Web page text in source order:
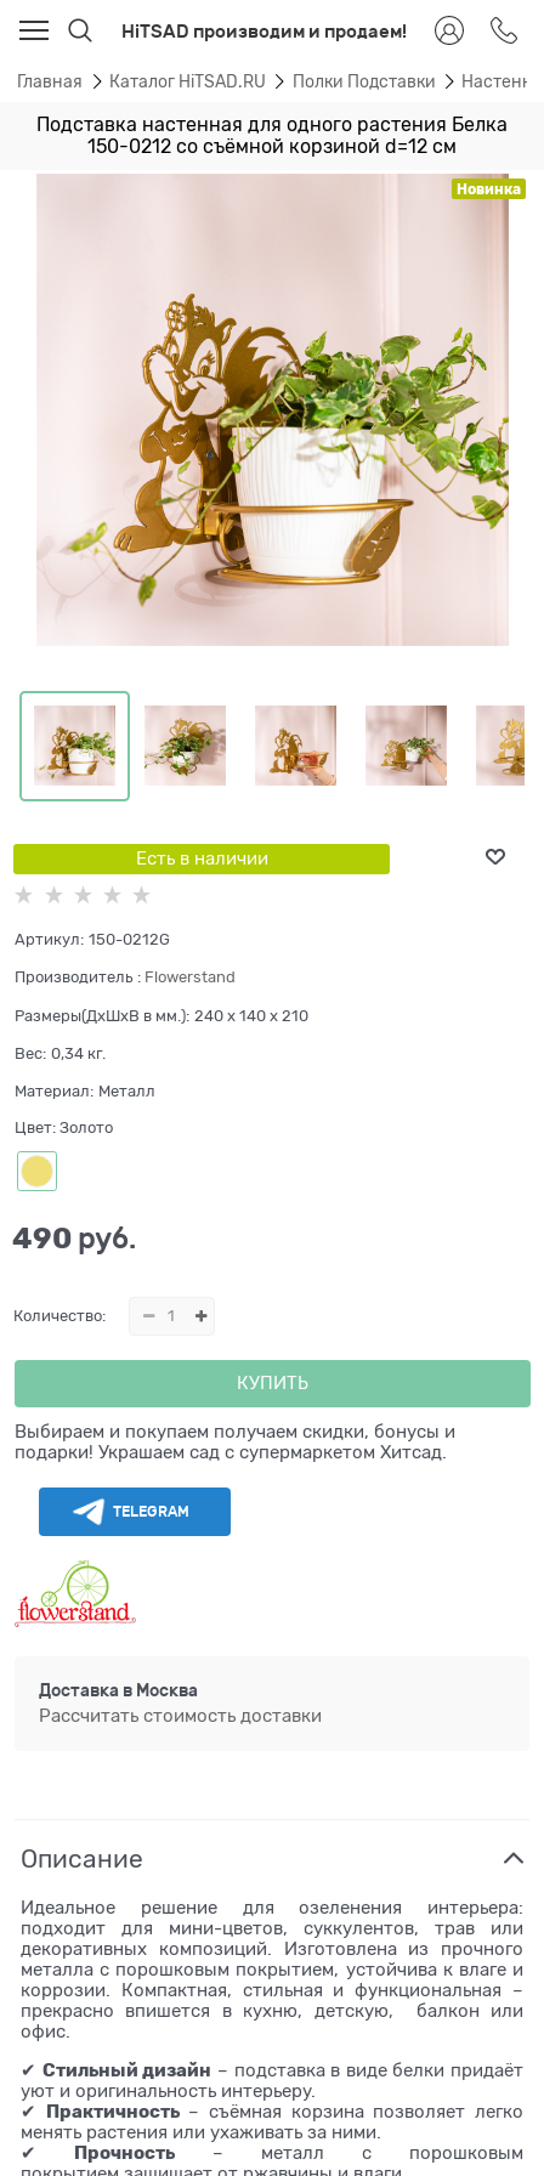
HiTSAD производим и продаем!
Главная Каталог HiTSAD.RU Полки Подставки
Подставка настенная для одного растения Белка
150-0212 со съёмной корзиной d=12 см
Новинка
Есть в наличии
Артикул: 150-0212G
Производитель : Flowerstand
Размеры(ДхШхВ в мм.): 240 x 140 x 210
Вес: 0,34 кг.
Материал: Металл
Цвет: Золото
490 руб.
Количество:
КУПИТЬ
Выбираем и покупаем получаем скидки, бонусы и
подарки! Украшаем сад с супермаркетом Хитсад.
TELEGRAM
Доставка в Москва
Рассчитать стоимость доставки
Описание
Идеальное решение для озеленения интерьера:
подходит для мини-цветов, суккулентов, трав или
декоративных композиций. Изготовлена из прочного
металла с порошковым покрытием, устойчива к влаге и
коррозии. Компактная, стильная и функциональная –
прекрасно впишется в кухню, детскую, балкон или
офис.
✔ Стильный дизайн – подставка в виде белки придаёт
уют и оригинальность интерьеру.
✔ Практичность– съёмная корзина позволяет легко
менять растения или ухаживать за ними.
✔ Прочность – металл с порошковым